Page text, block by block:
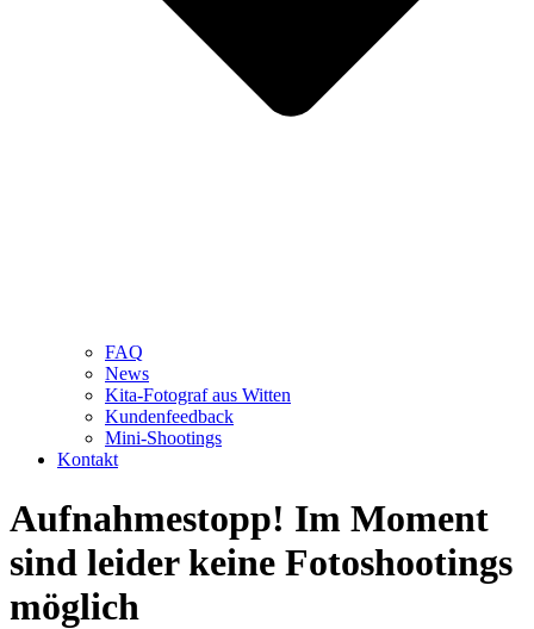
FAQ
News
Kita-Fotograf aus Witten
Kundenfeedback
Mini-Shootings
Kontakt
Aufnahmestopp! Im Moment
sind leider keine Fotoshootings
möglich